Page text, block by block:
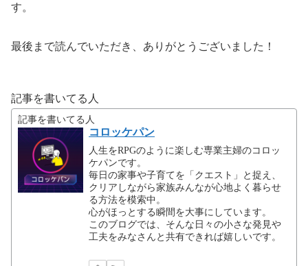
す。
最後まで読んでいただき、ありがとうございました！
記事を書いてる人
記事を書いてる人
コロッケパン
人生をRPGのように楽しむ専業主婦のコロッ
ケパンです。
毎日の家事や子育てを「クエスト」と捉え、
クリアしながら家族みんなが心地よく暮らせ
る方法を模索中。
心がほっとする瞬間を大事にしています。
このブログでは、そんな日々の小さな発見や
工夫をみなさんと共有できれば嬉しいです。